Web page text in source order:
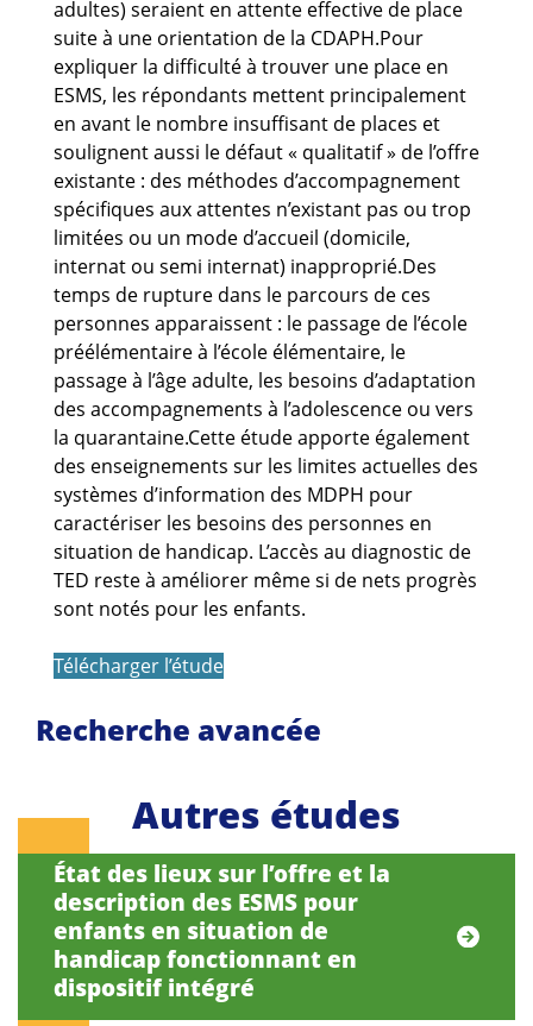
adultes) seraient en attente effective de place
suite à une orientation de la CDAPH.Pour
expliquer la difficulté à trouver une place en
ESMS, les répondants mettent principalement
en avant le nombre insuffisant de places et
soulignent aussi le défaut « qualitatif » de l’offre
existante : des méthodes d’accompagnement
spécifiques aux attentes n’existant pas ou trop
limitées ou un mode d’accueil (domicile,
internat ou semi internat) inapproprié.Des
temps de rupture dans le parcours de ces
personnes apparaissent : le passage de l’école
préélémentaire à l’école élémentaire, le
passage à l’âge adulte, les besoins d’adaptation
des accompagnements à l’adolescence ou vers
la quarantaine.Cette étude apporte également
des enseignements sur les limites actuelles des
systèmes d’information des MDPH pour
caractériser les besoins des personnes en
situation de handicap. L’accès au diagnostic de
TED reste à améliorer même si de nets progrès
sont notés pour les enfants.
Télécharger l’étude
Recherche avancée
Autres études
État des lieux sur l’offre et la
description des ESMS pour
enfants en situation de
handicap fonctionnant en
dispositif intégré